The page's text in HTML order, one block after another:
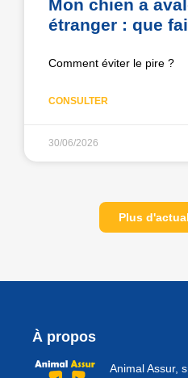
Mon chien a
étranger : que
Comment éviter le pire ?
CONSULTER
30/06/2026
Plus
À propos
Animal Assur,